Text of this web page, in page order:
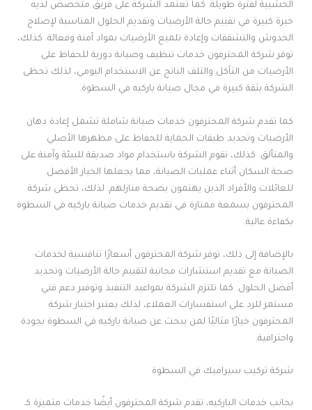
الخشبية لفترة طويلة. كما تعتمد الشركة على فريق متخصص لديه
خبرة كبيرة في تقييم حالة الأرضيات وتقديم الحلول المناسبة لإصلاح
الخدوش والتشققات وإعادة تلميع الأرضيات بمواد آمنة وفعالة. كذلك،
توفر شركة المحترفون خدمات تنظيف وصيانة دورية للحفاظ على
الأرضيات من التآكل والتلف الناتج عن الاستخدام اليومي، لذلك تحظى
الشركة بثقة كبيرة في مجال صيانة باركيه في السطوة.
كما تقدم شركة المحترفون خدمات صيانة شاملة تشمل إعادة دهان
الأرضيات وتجديد طبقات الحماية للحفاظ على مظهرها الأصلي
والمتألق. كذلك، تقوم الشركة باستخدام مواد صديقة للبيئة وآمنة على
صحة السكان أثناء عمليات الصيانة، مما يجعلها الخيار الأفضل
للعائلات والأفراد الذين يهتمون بصحة منازلهم. لذلك، تحظى شركة
المحترفون بسمعة ممتازة في تقديم خدمات صيانة باركيه في السطوة
بكفاءة عالية.
بالإضافة إلى ذلك، توفر شركة المحترفون أسعارًا تنافسية لخدمات
الصيانة مع تقديم استشارات مجانية لتقييم حالة الأرضيات وتحديد
أفضل الحلول. كما تلتزم الشركة بمواعيد التنفيذ وتوفير دعم فني
مستمر للرد على استفسارات العملاء، لذلك يعتبر اختيار شركة
المحترفون خيارًا مثاليًا لمن يبحث عن صيانة باركيه في السطوة بجودة
واحترافية.
شركة تركيب سيراميك في السطوة
بجانب خدمات الباركيه، تقدم شركة المحترفون أيضًا خدمات متميزة كـ